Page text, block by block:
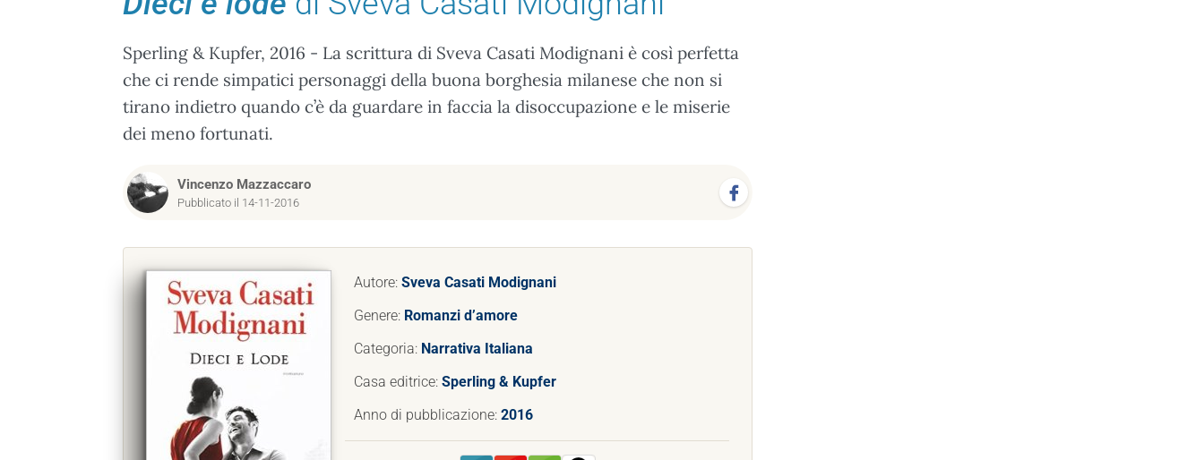
Sperling & Kupfer, 2016 - La scrittura di Sveva Casati Modignani è così perfetta
che ci rende simpatici personaggi della buona borghesia milanese che non si
tirano indietro quando c’è da guardare in faccia la disoccupazione e le miserie
dei meno fortunati.
Vincenzo Mazzaccaro
Pubblicato il 14-11-2016
Autore: Sveva Casati Modignani
Genere: Romanzi d’amore
Categoria: Narrativa Italiana
Casa editrice: Sperling & Kupfer
Anno di pubblicazione: 2016